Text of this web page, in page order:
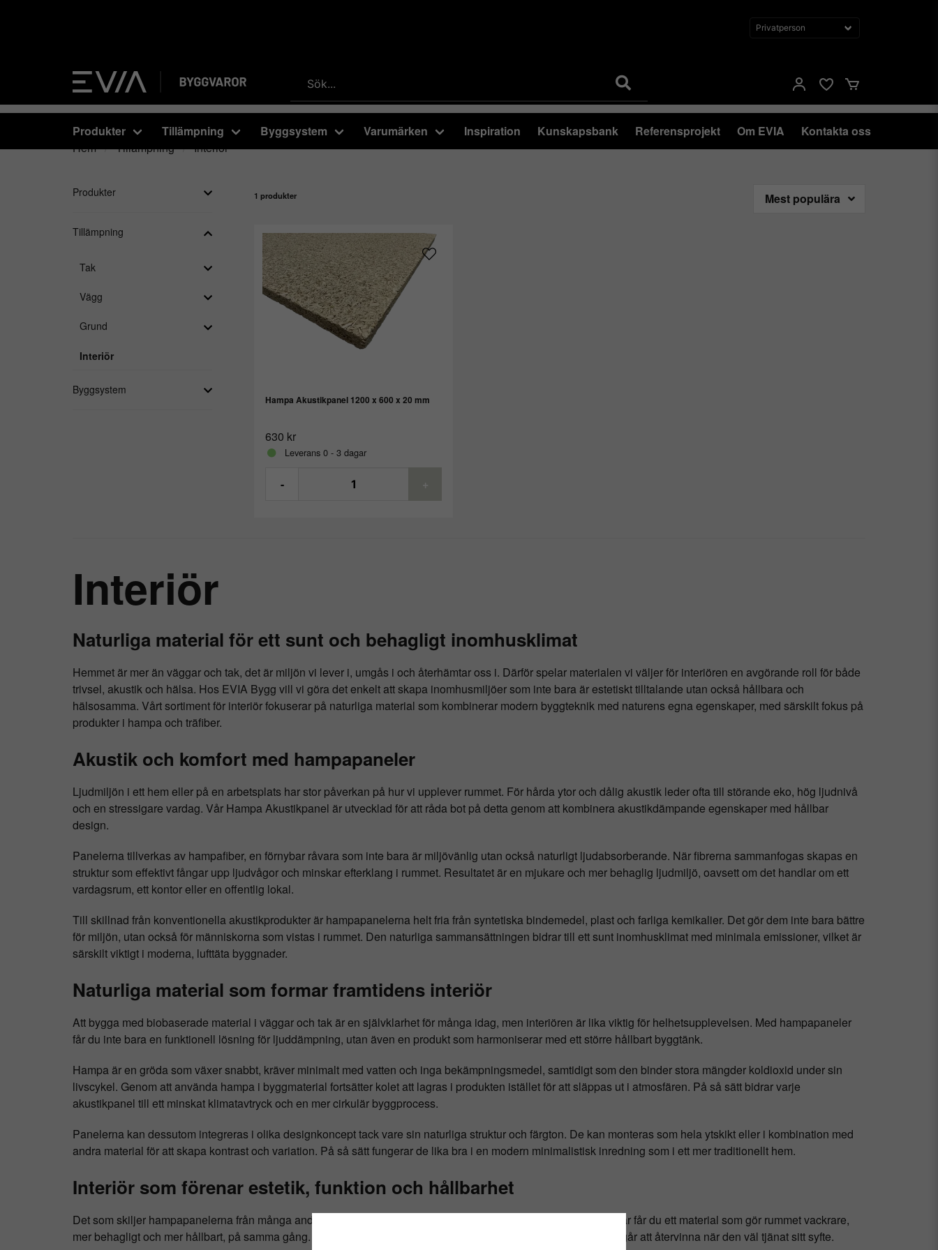
Produkter Tillämpning Byggsystem Varumärken Inspiration Kunskapsbank Referensprojekt Om EVIA
Kontakta oss
Hem
Tillämpning Interiör
Produkter
Tillämpning
Tak
Vägg
Grund
Interiör
Byggsystem
1 produkter Mest populära
Hampa Akustikpanel 1200 x 600 x 20 mm
630 kr
Leverans 0 - 3 dagar
- +
Interiör
Naturliga material för ett sunt och behagligt inomhusklimat
Hemmet är mer än väggar och tak, det är miljön vi lever i, umgås i och återhämtar oss i. Därför spelar materialen vi väljer för interiören en avgörande roll för både
trivsel, akustik och hälsa. Hos EVIA Bygg vill vi göra det enkelt att skapa inomhusmiljöer som inte bara är estetiskt tilltalande utan också hållbara och
hälsosamma. Vårt sortiment för interiör fokuserar på naturliga material som kombinerar modern byggteknik med naturens egna egenskaper, med särskilt fokus på
produkter i hampa och träfiber.
Akustik och komfort med hampapaneler
Ljudmiljön i ett hem eller på en arbetsplats har stor påverkan på hur vi upplever rummet. För hårda ytor och dålig akustik leder ofta till störande eko, hög ljudnivå
och en stressigare vardag. Vår Hampa Akustikpanel är utvecklad för att råda bot på detta genom att kombinera akustikdämpande egenskaper med hållbar
design.
Panelerna tillverkas av hampafiber, en förnybar råvara som inte bara är miljövänlig utan också naturligt ljudabsorberande. När fibrerna sammanfogas skapas en
struktur som effektivt fångar upp ljudvågor och minskar efterklang i rummet. Resultatet är en mjukare och mer behaglig ljudmiljö, oavsett om det handlar om ett
vardagsrum, ett kontor eller en offentlig lokal.
Till skillnad från konventionella akustikprodukter är hampapanelerna helt fria från syntetiska bindemedel, plast och farliga kemikalier. Det gör dem inte bara bättre
för miljön, utan också för människorna som vistas i rummet. Den naturliga sammansättningen bidrar till ett sunt inomhusklimat med minimala emissioner, vilket är
särskilt viktigt i moderna, lufttäta byggnader.
Naturliga material som formar framtidens interiör
Att bygga med biobaserade material i väggar och tak är en självklarhet för många idag, men interiören är lika viktig för helhetsupplevelsen. Med hampapaneler
får du inte bara en funktionell lösning för ljuddämpning, utan även en produkt som harmoniserar med ett större hållbart byggtänk.
Hampa är en gröda som växer snabbt, kräver minimalt med vatten och inga bekämpningsmedel, samtidigt som den binder stora mängder koldioxid under sin
livscykel. Genom att använda hampa i byggmaterial fortsätter kolet att lagras i produkten istället för att släppas ut i atmosfären. På så sätt bidrar varje
akustikpanel till ett minskat klimatavtryck och en mer cirkulär byggprocess.
Panelerna kan dessutom integreras i olika designkoncept tack vare sin naturliga struktur och färgton. De kan monteras som hela ytskikt eller i kombination med
andra material för att skapa kontrast och variation. På så sätt fungerar de lika bra i en modern minimalistisk inredning som i ett mer traditionellt hem.
Interiör som förenar estetik, funktion och hållbarhet
Det som skiljer hampapanelerna från många andra interiörlösningar är kombinationen av funktion och estetik. Här får du ett material som gör rummet vackrare,
mer behagligt och mer hållbart, på samma gång. Du får en produkt som är enkel att montera, långlivad och som går att återvinna när den väl tjänat sitt syfte.